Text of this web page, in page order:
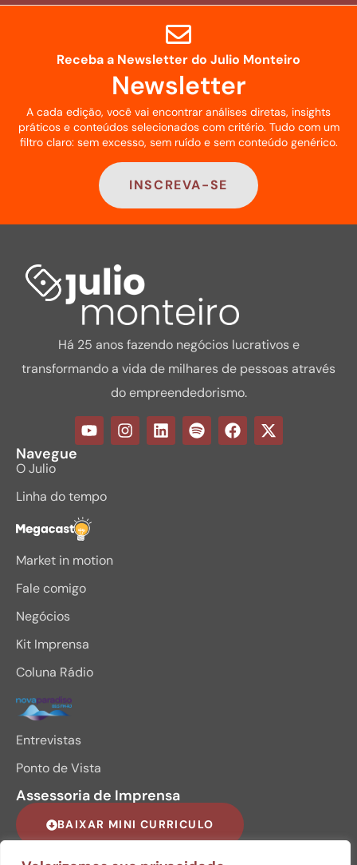
Receba a Newsletter do Julio Monteiro
Newsletter
A cada edição, você vai encontrar análises diretas, insights
práticos e conteúdos selecionados com critério. Tudo com um
filtro claro: sem excesso, sem ruído e sem conteúdo genérico.
INSCREVA-SE
Há 25 anos fazendo negócios lucrativos e
transformando a vida de milhares de pessoas através
do empreendedorismo.
Navegue
O Julio
Linha do tempo
Megacast
Market in motion
Fale comigo
Negócios
Kit Imprensa
Coluna Rádio
Entrevistas
Ponto de Vista
Assessoria de Imprensa
BAIXAR MINI CURRICULO